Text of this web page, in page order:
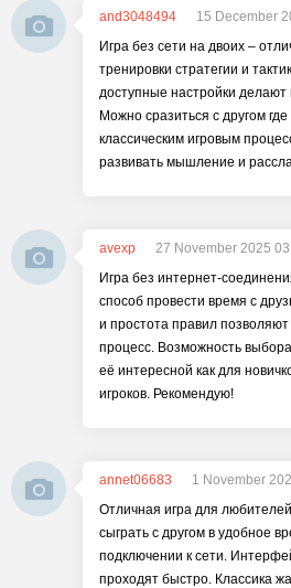
and3048494
15 December
Игра без сети на двоих –
тренировки стратегии и
доступные настройки
Можно сразиться с другом
классическим игровым
развивать мышление и
avexp
27 November 2025
Игра без интернет-
способ провести время с
и простота правил позволяют
процесс. Возможность
её интересной как для
игроков. Рекомендую!
annet06683
1 November
Отличная игра для
сыграть с другом в удобное
подключении к сети.
проходят быстро. Классика